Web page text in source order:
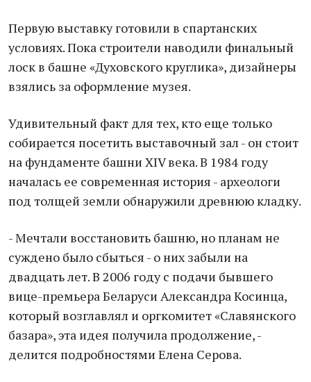
Первую выставку готовили в спартанских
условиях. Пока строители наводили финальный
лоск в башне «Духовского круглика», дизайнеры
взялись за оформление музея.
Удивительный факт для тех, кто еще только
собирается посетить выставочный зал - он стоит
на фундаменте башни XIV века. В 1984 году
началась ее современная история - археологи
под толщей земли обнаружили древнюю кладку.
- Мечтали восстановить башню, но планам не
суждено было сбыться - о них забыли на
двадцать лет. В 2006 году с подачи бывшего
вице-премьера Беларуси Александра Косинца,
который возглавлял и оргкомитет «Славянского
базара», эта идея получила продолжение, -
делится подробностями Елена Серова.